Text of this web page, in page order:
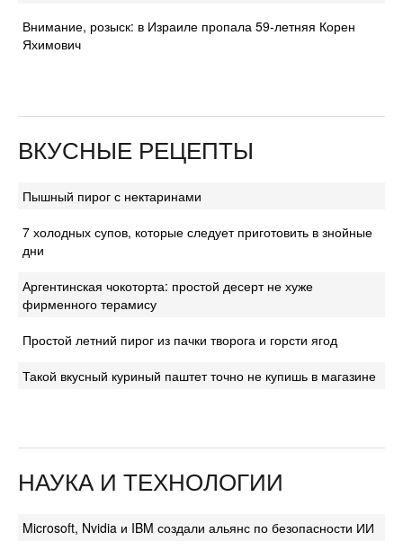
Внимание, розыск: в Израиле пропала 59-летняя Корен
Яхимович
ВКУСНЫЕ РЕЦЕПТЫ
Пышный пирог с нектаринами
7 холодных супов, которые следует приготовить в знойные
дни
Аргентинская чокоторта: простой десерт не хуже
фирменного терамису
Простой летний пирог из пачки творога и горсти ягод
Такой вкусный куриный паштет точно не купишь в магазине
НАУКА И ТЕХНОЛОГИИ
Microsoft, Nvidia и IBM создали альянс по безопасности ИИ